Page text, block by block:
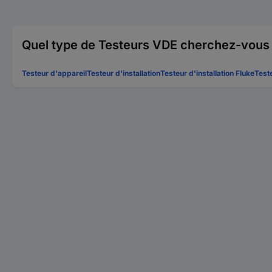
Quel type de Testeurs VDE cherchez-vous
Testeur d'appareilTesteur d'installationTesteur d'installation Fluke